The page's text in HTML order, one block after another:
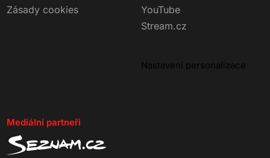
Zásady cookies
YouTube
Stream.cz
Nastavení personalizace
Mediální partneři